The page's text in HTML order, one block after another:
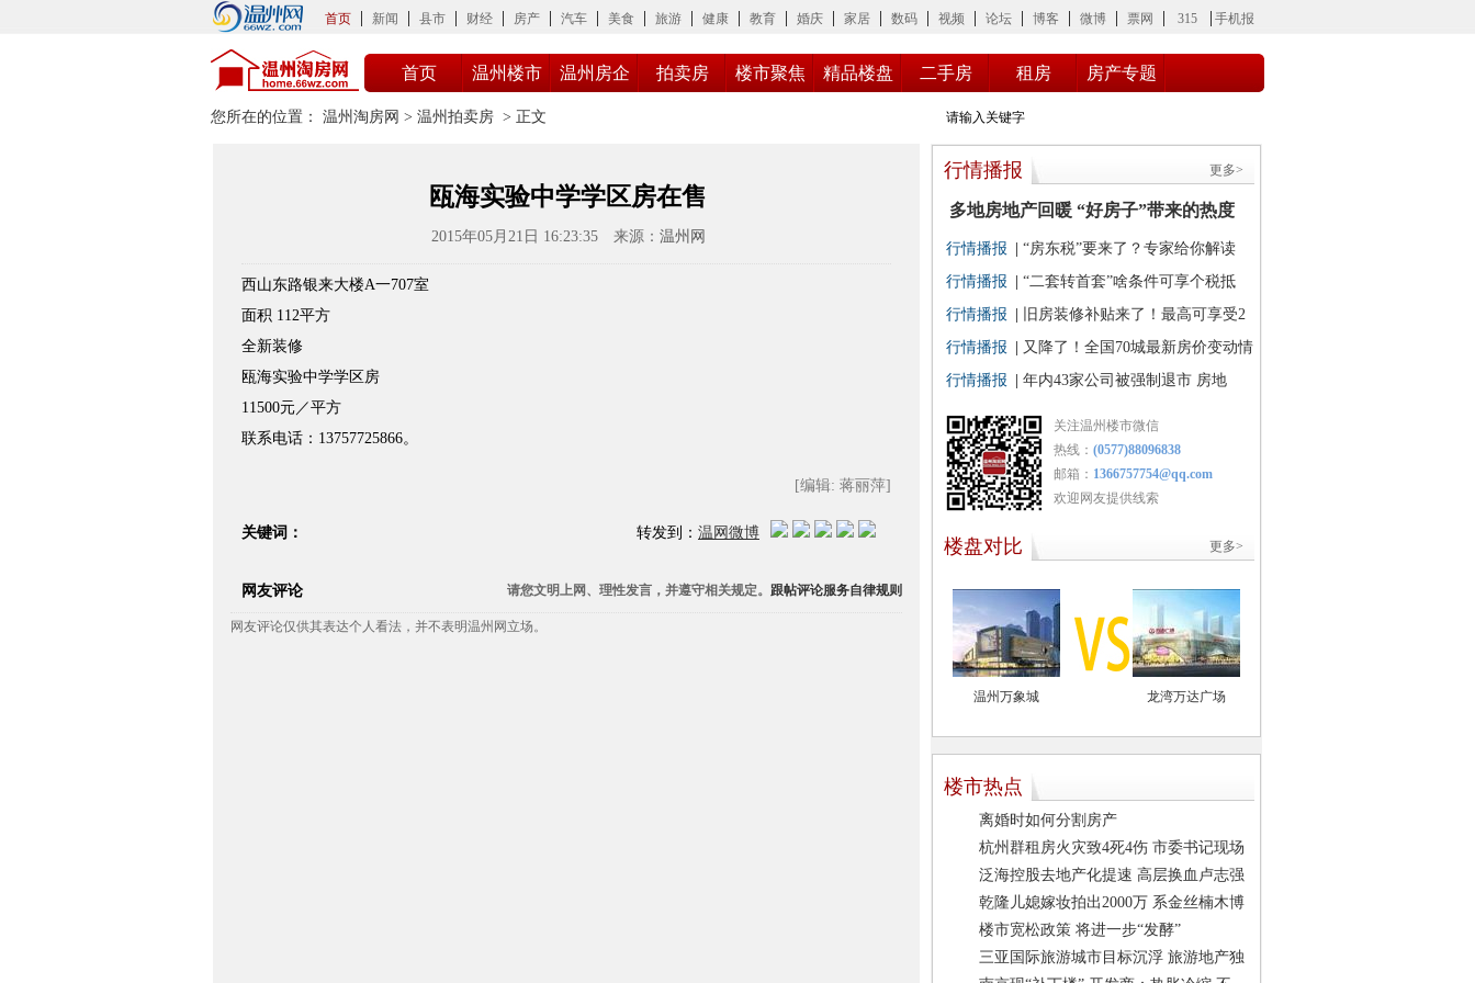
首页 新闻 县市 财经 房产 汽车 美食 旅游 健康 教育 婚庆 家居 数码 视频 论坛 博客 微博 票网 315 手机报
首页 温州楼市 温州房企 拍卖房 楼市聚焦 精品楼盘 二手房 租房 房产专题
您所在的位置： 温州淘房网 > 温州拍卖房 > 正文
瓯海实验中学学区房在售
2015年05月21日 16:23:35 来源： 温州网
西山东路银来大楼A一707室
面积 112平方
全新装修
瓯海实验中学学区房
11500元／平方
联系电话：13757725866。
[编辑: 蒋丽萍]
关键词： 转发到： 温网微博
请您文明上网、理性发言 ，并遵守相关规定。 跟帖评论服务自律规则
网友评论
网友评论仅供其表达个人看法，并不表明温州网立场。
更多>
行情播报
多地房地产回暖 “好房子”带来的热度
会持续吗
行情播报
“房东税”要来了？专家给你解读
行情播报
“二套转首套”啥条件可享个税抵
扣？专家解读
行情播报
旧房装修补贴来了！最高可享受2
万元
行情播报
又降了！全国70城最新房价变动情
况出炉
行情播报
年内43家公司被强制退市 房地
产、计算机行业数量较多
关注温州楼市微信
热线： (0577)88096838
邮箱： 1366757754@qq.com
欢迎网友提供线索
更多>
楼盘对比
温州万象城 龙湾万达广场
楼市热点
离婚时如何分割房产
杭州群租房火灾致4死4伤 市委书记现场
指挥
泛海控股去地产化提速 高层换血卢志强
任董事长
乾隆儿媳嫁妆拍出2000万 系金丝楠木博
古纹顶箱柜
楼市宽松政策 将进一步“发酵”
三亚国际旅游城市目标沉浮 旅游地产独